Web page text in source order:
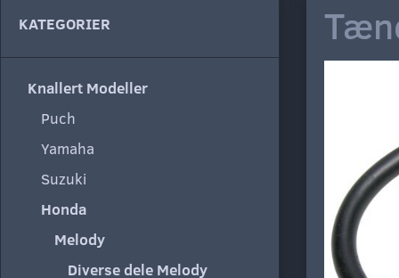
KATEGORIER
Knallert Modeller
Puch
Yamaha
Suzuki
Honda
Melody
Diverse dele Melody